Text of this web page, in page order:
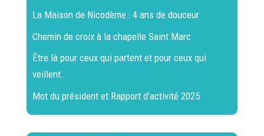
La Maison de Nicodème : 4 ans de douceur
Chemin de croix à la chapelle Saint Marc
Être là pour ceux qui partent et pour ceux qui
veillent…
Mot du président et Rapport d’activité 2025